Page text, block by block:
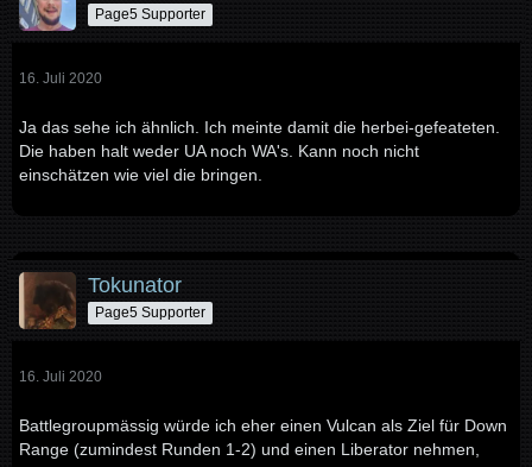
Page5 Supporter
16. Juli 2020
Ja das sehe ich ähnlich. Ich meinte damit die herbei-gefeateten.
Die haben halt weder UA noch WA's. Kann noch nicht
einschätzen wie viel die bringen.
Tokunator
Page5 Supporter
16. Juli 2020
Battlegroupmässig würde ich eher einen Vulcan als Ziel für Down
Range (zumindest Runden 1-2) und einen Liberator nehmen,